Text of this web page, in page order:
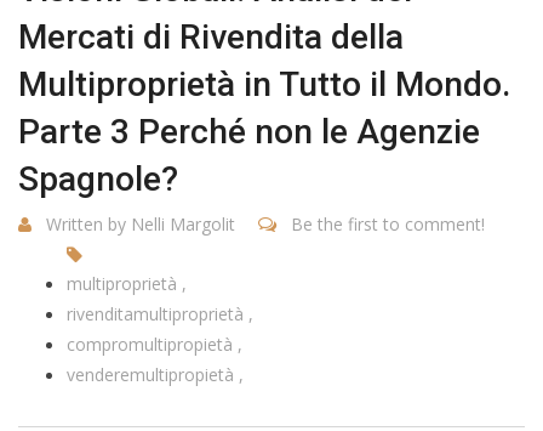
Mercati di Rivendita della
Multiproprietà in Tutto il Mondo.
Parte 3 Perché non le Agenzie
Spagnole?
Written by Nelli Margolit Be the first to comment!
multiproprietà
rivenditamultiproprietà
compromultipropietà
venderemultipropietà